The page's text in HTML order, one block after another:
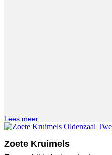
Lees meer
Zoete Kruimels